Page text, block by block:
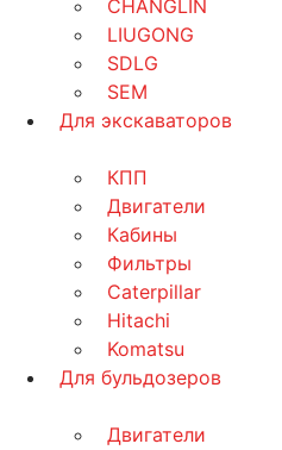
CHANGLIN
LIUGONG
SDLG
SEM
Для экскаваторов
КПП
Двигатели
Кабины
Фильтры
Caterpillar
Hitachi
Komatsu
Для бульдозеров
Двигатели